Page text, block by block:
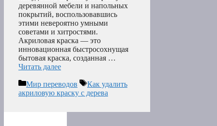
деревянной мебели и напольных
покрытий, воспользовавшись
этими невероятно умными
советами и хитростями.
Акриловая краска — это
инновационная быстросохнущая
бытовая краска, созданная …
Читать далее
Рубрики
Мир переводов Метки
Как удалить
акриловую краску с дерева